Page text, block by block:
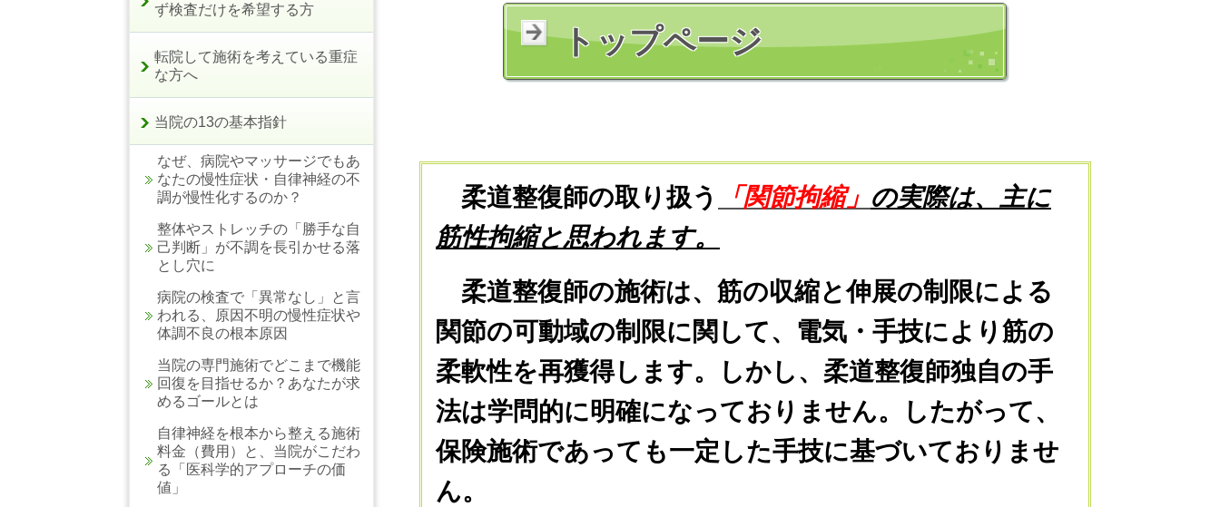
トップページ
柔道整復師の取り扱う 「関節拘縮」 の実際は、主に
筋性拘縮と思われます。
柔道整復師の施術は、筋の収縮と伸展の制限による
関節の可動域の制限に関して、電気・手技により筋の
柔軟性を再獲得します。しかし、柔道整復師独自の手
法は学問的に明確になっておりません。したがって、
保険施術であっても一定した手技に基づいておりませ
ん。
ず検査だけを希望する方
転院して施術を考えている重症
な方へ
当院の13の基本指針
なぜ、病院やマッサージでもあ
なたの慢性症状・自律神経の不
調が慢性化するのか？
整体やストレッチの「勝手な自
己判断」が不調を長引かせる落
とし穴に
病院の検査で「異常なし」と言
われる、原因不明の慢性症状や
体調不良の根本原因
当院の専門施術でどこまで機能
回復を目指せるか？あなたが求
めるゴールとは
自律神経を根本から整える施術
料金（費用）と、当院がこだわ
る「医科学的アプローチの価
値」